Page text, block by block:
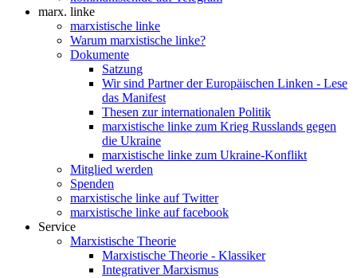
marx. linke
marxistische linke
Warum marxistische linke?
Dokumente
Satzung
Wir sind Partner der Europäischen Linken - Lese
das Manifest
Thesen zur internationalen Politik
marxistische linke zum Krieg Russlands gegen
die Ukraine
marxistische linke zum Ukraine-Konflikt
Mitglied werden
Spenden
marxistische linke auf Twitter
marxistische linke auf facebook
Service
Marxistische Theorie
Marxistische Theorie - Klassiker
Integrativer Marxismus